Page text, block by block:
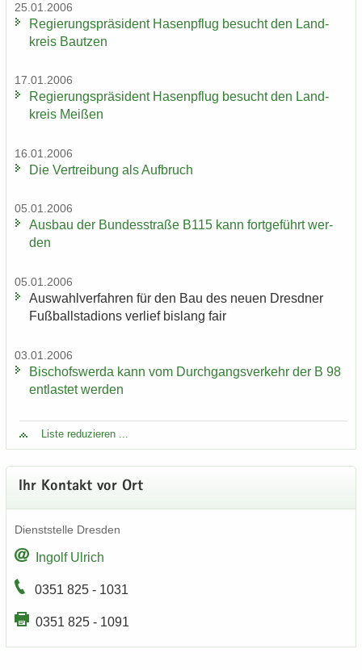
25.01.2006
Re­gie­rungs­prä­si­dent Ha­sen­pflug be­sucht den Land­
kreis Baut­zen
17.01.2006
Re­gie­rungs­prä­si­dent Ha­sen­pflug be­sucht den Land­
kreis Mei­ßen
16.01.2006
Die Ver­trei­bung als Auf­bruch
05.01.2006
Aus­bau der Bun­des­stra­ße B115 kann fort­ge­führt wer­
den
05.01.2006
Aus­wahl­ver­fah­ren für den Bau des neuen Dresd­ner
Fuß­ball­sta­di­ons ver­lief bis­lang fair
03.01.2006
Bi­schofs­wer­da kann vom Durch­gangs­ver­kehr der B 98
ent­las­tet wer­den
Liste re­du­zie­ren ...
Ihr Kon­takt vor Ort
Dienst­stel­le Dres­den
In­golf Ul­rich
0351 825 - 1031
0351 825 - 1091